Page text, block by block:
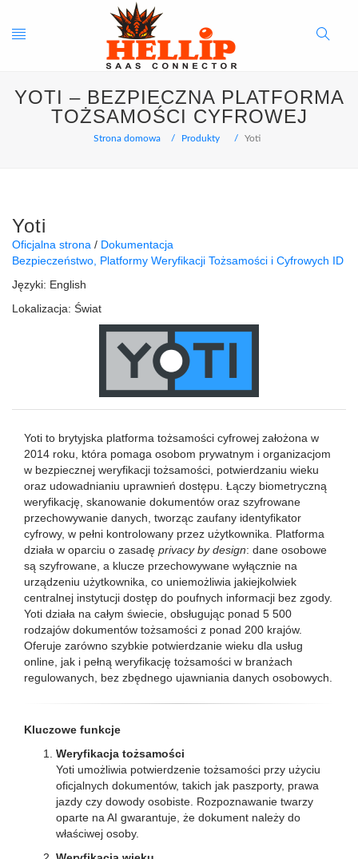
Toggle
navigation
Search
Button
YOTI – BEZPIECZNA PLATFORMA
TOŻSAMOŚCI CYFROWEJ
Strona domowa Produkty Yoti
Yoti
Oficjalna strona
Dokumentacja
Bezpieczeństwo Platformy Weryfikacji Tożsamości i Cyfrowych ID
Języki: English
Lokalizacja: Świat
Yoti to brytyjska platforma tożsamości cyfrowej założona w
2014 roku, która pomaga osobom prywatnym i organizacjom
w bezpiecznej weryfikacji tożsamości, potwierdzaniu wieku
oraz udowadnianiu uprawnień dostępu. Łączy biometryczną
weryfikację, skanowanie dokumentów oraz szyfrowane
przechowywanie danych, tworząc zaufany identyfikator
cyfrowy, w pełni kontrolowany przez użytkownika. Platforma
działa w oparciu o zasadę privacy by design: dane osobowe
są szyfrowane, a klucze przechowywane wyłącznie na
urządzeniu użytkownika, co uniemożliwia jakiejkolwiek
centralnej instytucji dostęp do poufnych informacji bez zgody.
Yoti działa na całym świecie, obsługując ponad 5 500
rodzajów dokumentów tożsamości z ponad 200 krajów.
Oferuje zarówno szybkie potwierdzanie wieku dla usług
online, jak i pełną weryfikację tożsamości w branżach
regulowanych, bez zbędnego ujawniania danych osobowych.
Kluczowe funkcje
Weryfikacja tożsamości
Yoti umożliwia potwierdzenie tożsamości przy użyciu
oficjalnych dokumentów, takich jak paszporty, prawa
jazdy czy dowody osobiste. Rozpoznawanie twarzy
oparte na AI gwarantuje, że dokument należy do
właściwej osoby.